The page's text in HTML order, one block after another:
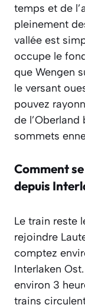
temps et de
pleinement
vallée est
occupe le
que Wengen
le versant
pouvez
de l’Oberland
sommets
Comment
depuis
Le train reste
rejoindre
comptez
Interlaken
environ 3
trains